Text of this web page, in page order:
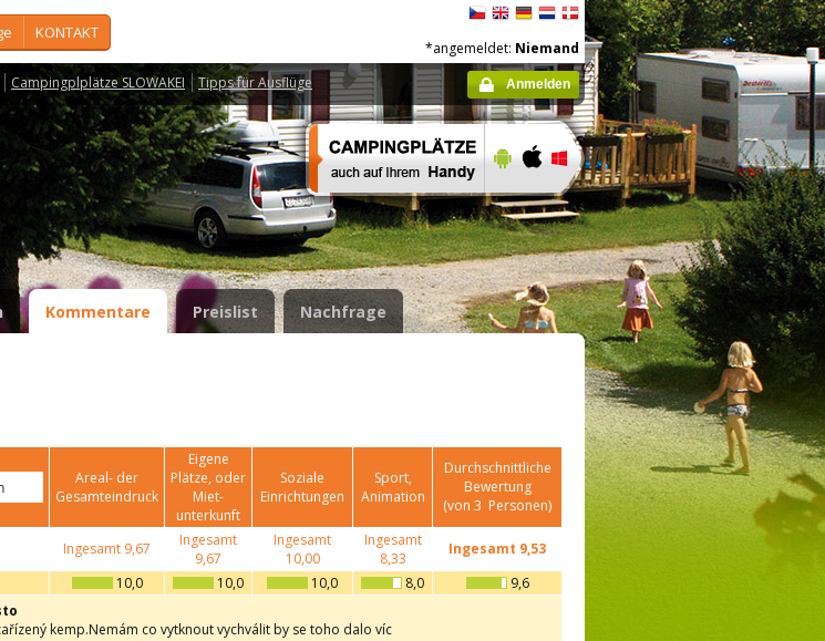
KONTAKT
Campingplplätze SLOWAKEI Tipps für Ausflüge
*angemeldet: Niemand
Anmelden
Kommentare Preislist Nachfrage
Areal- der
Gesamteindruck
Eigene
Plätze, oder
Miet-
unterkunft
Soziale
Einrichtungen
Sport,
Animation
Durchschnittliche
Bewertung
(von 3 Personen)
Ingesamt 9,67
Ingesamt
9,67
Ingesamt
10,00
Ingesamt
8,33
Ingesamt 9,53
10,0 10,0 10,0 8,0 9,6
kemp.Nemám co vytknout vychválit by se toho dalo víc